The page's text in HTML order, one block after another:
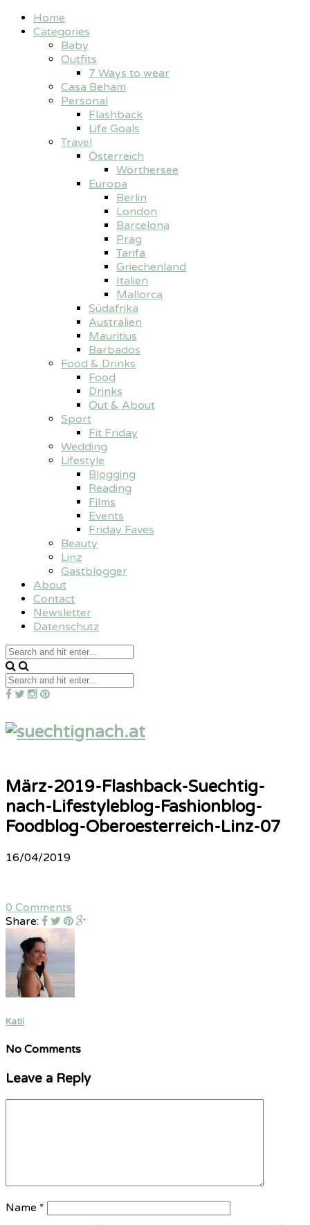
Home
Categories
Baby
Outfits
7 Ways to wear
Casa Beham
Personal
Flashback
Life Goals
Travel
Österreich
Wörthersee
Europa
Berlin
London
Barcelona
Prag
Tarifa
Griechenland
Italien
Mallorca
Südafrika
Australien
Mauritius
Barbados
Food & Drinks
Food
Drinks
Out & About
Sport
Fit Friday
Wedding
Lifestyle
Blogging
Reading
Films
Events
Friday Faves
Beauty
Linz
Gastblogger
About
Contact
Newsletter
Datenschutz
März-2019-Flashback-Suechtig-
nach-Lifestyleblog-Fashionblog-
Foodblog-Oberoesterreich-Linz-07
16/04/2019
0 Comments
Share:
Katii
No Comments
Leave a Reply
Name *